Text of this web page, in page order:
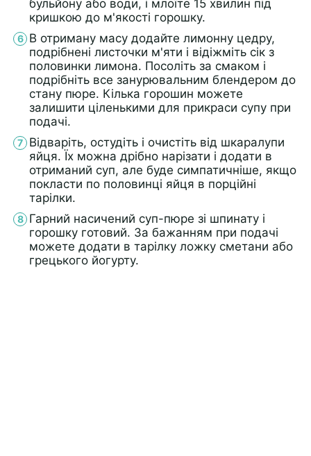
бульйону або води, і млоїте 15 хвилин під
кришкою до м'якості горошку.
В отриману масу додайте лимонну цедру,
подрібнені листочки м'яти і відіжміть сік з
половинки лимона. Посоліть за смаком і
подрібніть все занурювальним блендером до
стану пюре. Кілька горошин можете
залишити ціленькими для прикраси супу при
подачі.
Відваріть, остудіть і очистіть від шкаралупи
яйця. Їх можна дрібно нарізати і додати в
отриманий суп, але буде симпатичніше, якщо
покласти по половинці яйця в порційні
тарілки.
Гарний насичений суп-пюре зі шпинату і
горошку готовий. За бажанням при подачі
можете додати в тарілку ложку сметани або
грецького йогурту.